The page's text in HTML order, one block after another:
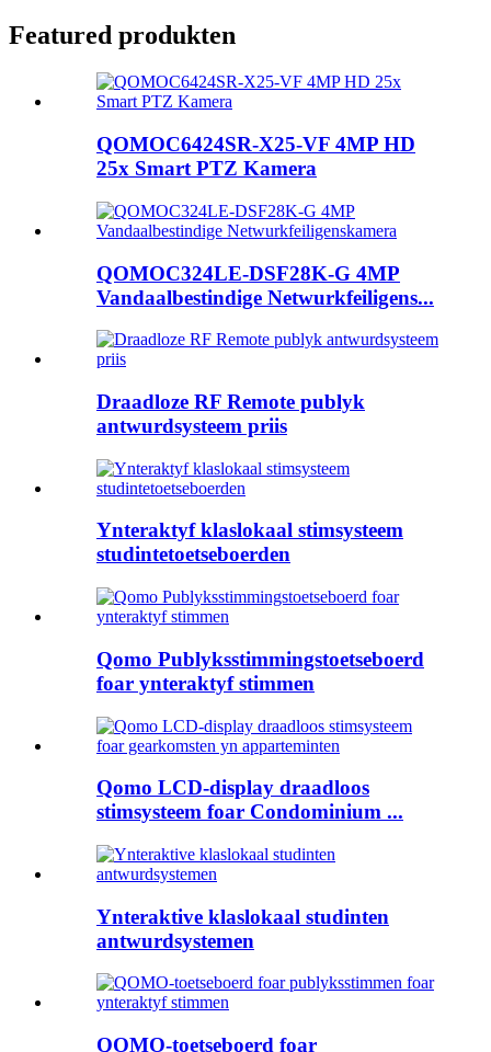
Featured produkten
QOMOC6424SR-X25-VF 4MP HD
25x Smart PTZ Kamera
QOMOC324LE-DSF28K-G 4MP
Vandaalbestindige Netwurkfeiligens...
Draadloze RF Remote publyk
antwurdsysteem priis
Ynteraktyf klaslokaal stimsysteem
studintetoetseboerden
Qomo Publyksstimmingstoetseboerd
foar ynteraktyf stimmen
Qomo LCD-display draadloos
stimsysteem foar Condominium ...
Ynteraktive klaslokaal studinten
antwurdsystemen
QOMO-toetseboerd foar